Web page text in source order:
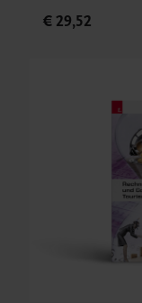
€ 29,52